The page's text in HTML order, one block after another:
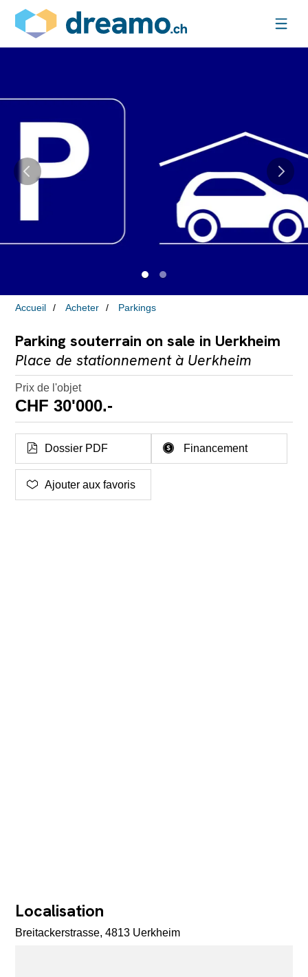
Accueil Acheter Parkings
Parking souterrain on sale in Uerkheim
Place de stationnement à Uerkheim
Prix de l'objet
CHF 30'000.-
Dossier PDF Financement
Ajouter aux favoris
Localisation
Breitackerstrasse, 4813 Uerkheim